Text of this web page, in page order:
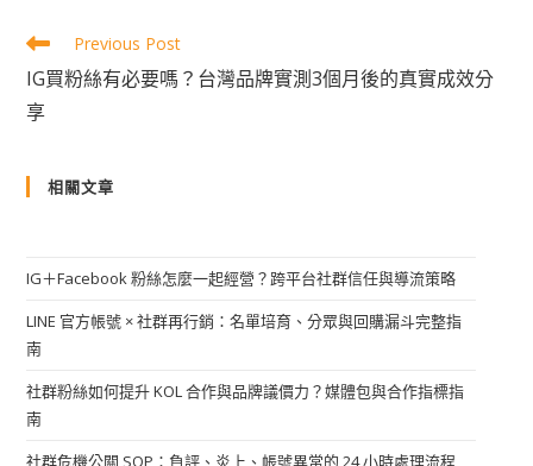
Previous Post
IG買粉絲有必要嗎？台灣品牌實測3個月後的真實成效分
享
相關文章
IG＋Facebook 粉絲怎麼一起經營？跨平台社群信任與導流策略
LINE 官方帳號 × 社群再行銷：名單培育、分眾與回購漏斗完整指
南
社群粉絲如何提升 KOL 合作與品牌議價力？媒體包與合作指標指
南
社群危機公關 SOP：負評、炎上、帳號異常的 24 小時處理流程